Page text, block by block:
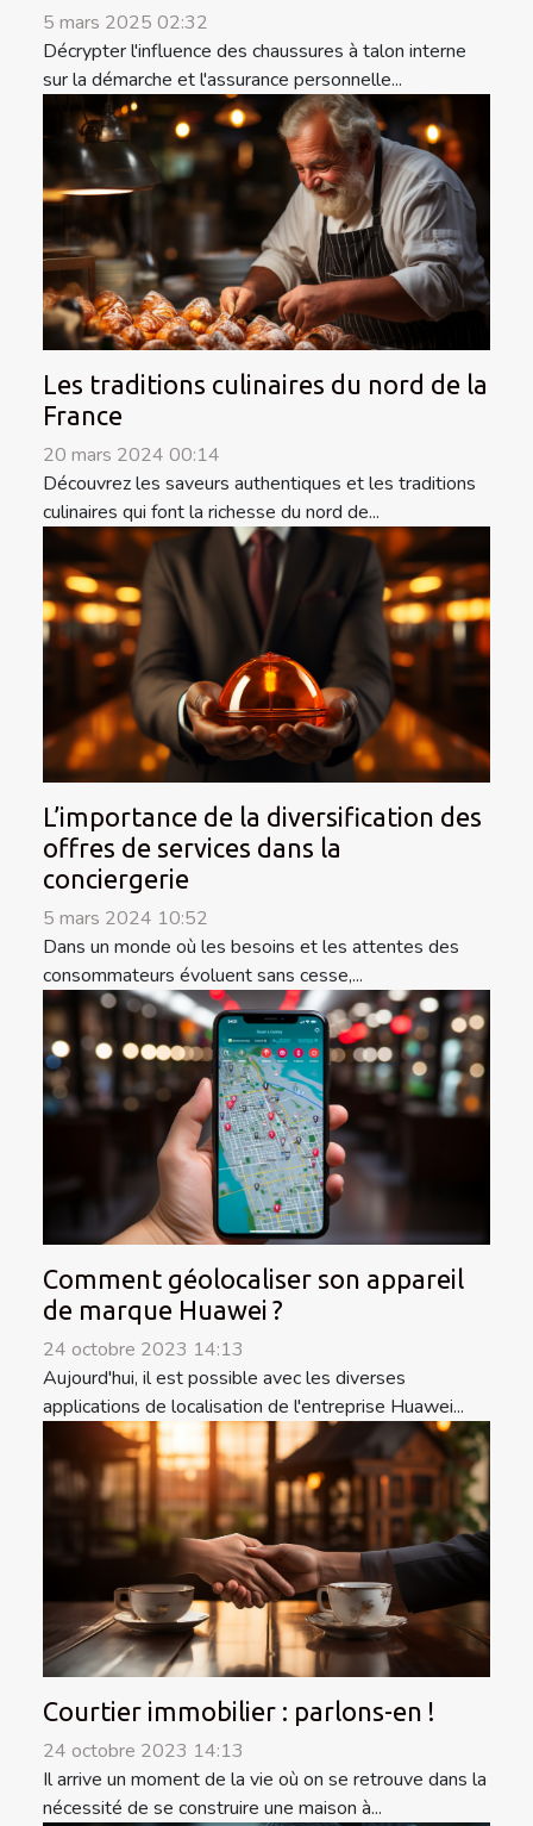
5 mars 2025 02:32
Décrypter l'influence des chaussures à talon interne
sur la démarche et l'assurance personnelle...
Les traditions culinaires du nord de la
France
20 mars 2024 00:14
Découvrez les saveurs authentiques et les traditions
culinaires qui font la richesse du nord de...
L’importance de la diversification des
offres de services dans la
conciergerie
5 mars 2024 10:52
Dans un monde où les besoins et les attentes des
consommateurs évoluent sans cesse,...
Comment géolocaliser son appareil
de marque Huawei ?
24 octobre 2023 14:13
Aujourd'hui, il est possible avec les diverses
applications de localisation de l'entreprise Huawei...
Courtier immobilier : parlons-en !
24 octobre 2023 14:13
Il arrive un moment de la vie où on se retrouve dans la
nécessité de se construire une maison à...